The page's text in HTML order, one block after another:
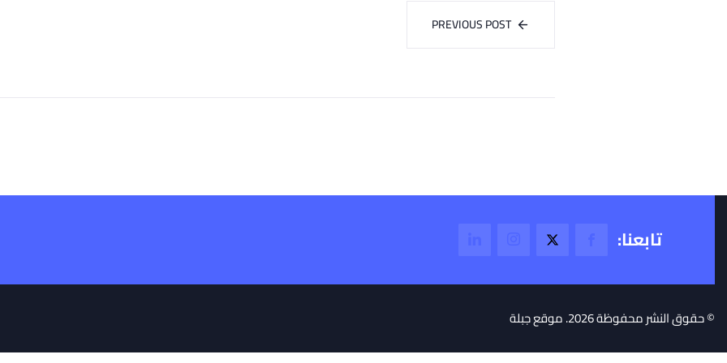
PREVIOUS POST
تابعنا:
© حقوق النشر محفوظة 2026. موقع جبلة